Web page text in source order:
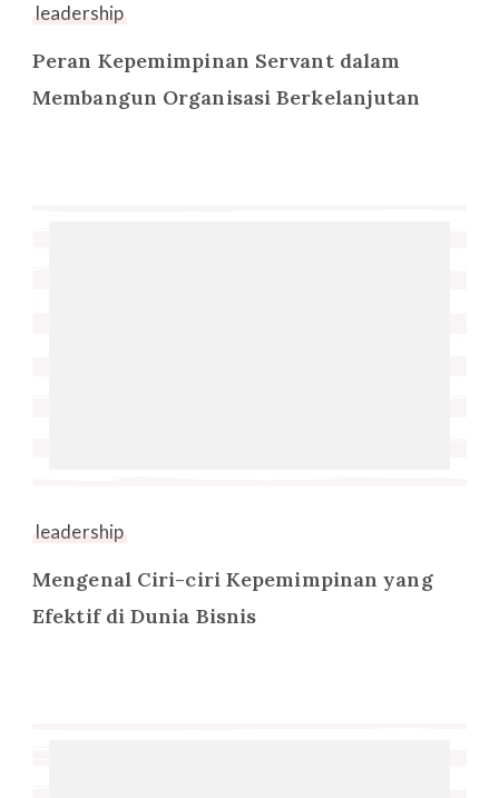
leadership
Peran Kepemimpinan Servant dalam
Membangun Organisasi Berkelanjutan
leadership
Mengenal Ciri-ciri Kepemimpinan yang
Efektif di Dunia Bisnis